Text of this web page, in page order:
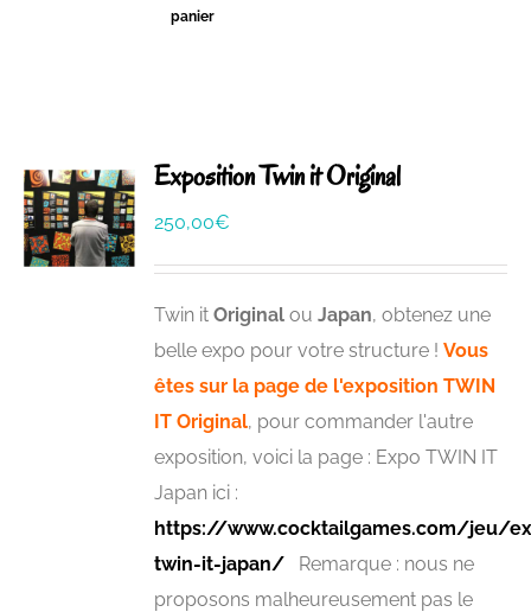
panier
Exposition Twin it Original
250,00€
Twin itOriginal ouJapan, obtenez une
belle expo pour votre structure !Vous
êtes sur la page de l'exposition TWIN
IT Original, pour commander l'autre
exposition, voici la page : Expo TWIN IT
Japan ici :
https://www.cocktailgames.com/jeu/
twin-it-japan/ Remarque : nous ne
proposons malheureusement pas le